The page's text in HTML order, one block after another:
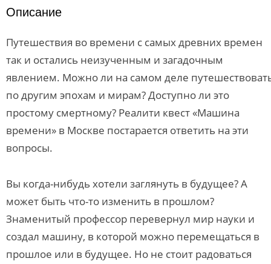
Описание
Путешествия во времени с самых древних времен
так и остались неизученным и загадочным
явлением. Можно ли на самом деле
по другим эпохам и мирам? Доступно ли это
простому смертному? Реалити квест «Машина
времени» в Москве постарается ответить на эти
вопросы.
Вы когда-нибудь хотели заглянуть в будущее? А
может быть что-то изменить в прошлом?
Знаменитый профессор перевернул мир науки и
создал машину, в которой можно перемещаться в
прошлое или в будущее. Но не стоит радоваться